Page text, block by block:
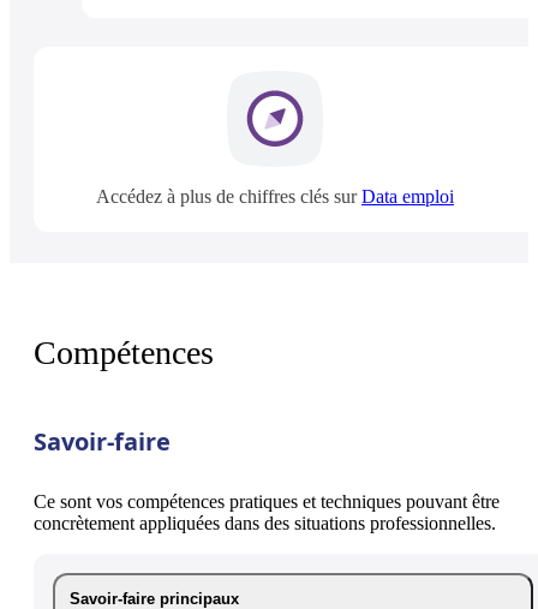
Accédez à plus de chiffres clés surData emploi
Compétences
Savoir-faire
Ce sont vos compétences pratiques et techniques pouvant être
concrètement appliquées dans des situations professionnelles.
Savoir-faire principaux